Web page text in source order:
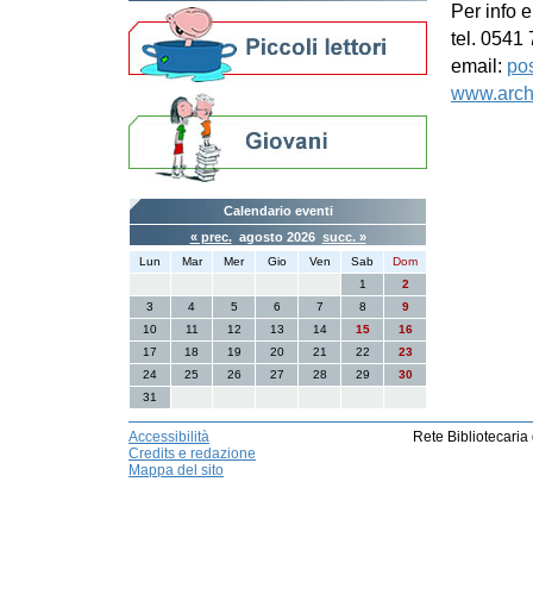
Per info
tel. 0541
email:
Calendario eventi
« prec.agosto 2026 succ. »
Lun Mar Mer Gio Ven Sab
Dom
1
2
3
4 5 6 7 8
9
10
11 12 13 14 15
16
17
18 19 20 21 22
23
24
25 26 27 28 29
30
31
Accessibilità
Credits e redazione
Mappa del sito
Rete